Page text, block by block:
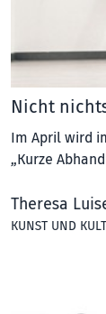
Nicht
Im April wird
„Kurze
Theresa
KUNST UND